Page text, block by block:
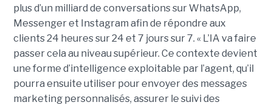
plus d’un milliard de conversations sur WhatsApp,
Messenger et Instagram afin de répondre aux
clients 24 heures sur 24 et 7 jours sur 7. « L’IA va faire
passer cela au niveau supérieur. Ce contexte devient
une forme d’intelligence exploitable par l’agent, qu’il
pourra ensuite utiliser pour envoyer des messages
marketing personnalisés, assurer le suivi des